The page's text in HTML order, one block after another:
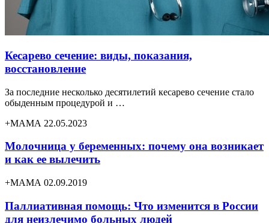
Кесарево сечение: виды, показания,
восстановление
За последние несколько десятилетий кесарево сечение стало
обыденным процедурой и …
+МАМА 22.05.2023
Молочница у беременных: почему она возникает
и как ее вылечить
+МАМА 02.09.2019
Паллиативная помощь: Что изменится в России
для неизлечимо больных людей